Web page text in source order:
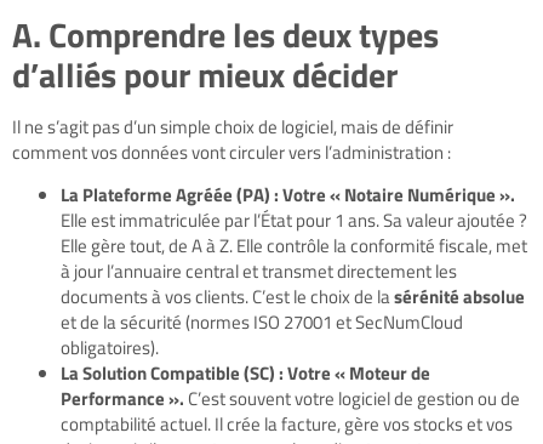
A.Comprendre les deux types
d’alliés pour mieux décider
Il ne s’agit pas d’un simple choix de logiciel, mais de définir
comment vos données vont circuler vers l’administration :
La Plateforme Agréée (PA) : Votre « Notaire Numérique ».
Elle est immatriculée par l’État pour 1 ans. Sa valeur ajoutée ?
Elle gère tout, de A à Z. Elle contrôle la conformité fiscale, met
à jour l’annuaire central et transmet directement les
documents à vos clients. C’est le choix de lasérénité absolue
et de la sécurité (normes ISO 27001 et SecNumCloud
obligatoires).
La Solution Compatible (SC) : Votre « Moteur de
Performance ». C’est souvent votre logiciel de gestion ou de
comptabilité actuel. Il crée la facture, gère vos stocks et vos